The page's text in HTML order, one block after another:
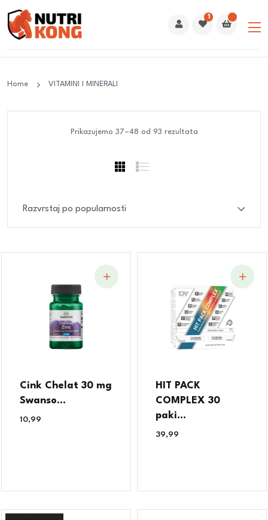
1
Home VITAMINI I MINERALI
Prikazujemo 37–48 od 93 rezultata
Cink Chelat 30 mg
Swanso...
10,99
HIT PACK
COMPLEX 30
paki...
39,99